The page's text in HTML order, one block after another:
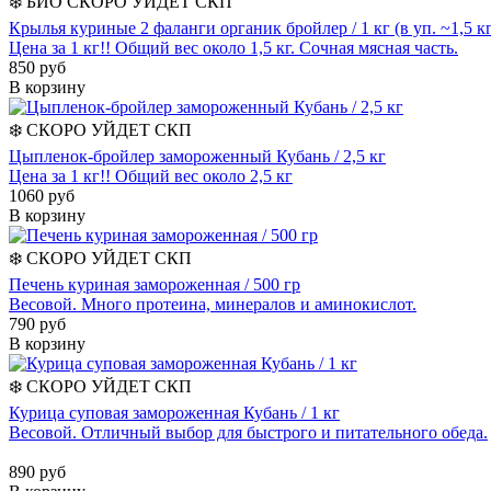
Крылья куриные 2 фаланги органик бройлер / 1 кг (в уп. ~1,5
Цена за 1 кг!! Общий вес около 1,5 кг. Сочная мясная часть.
850 руб
В корзину
❄️ СКОРО УЙДЕТ СКП
Цыпленок-бройлер замороженный Кубань / 2,5 кг
Цена за 1 кг!! Общий вес около 2,5 кг
1060 руб
В корзину
❄️ СКОРО УЙДЕТ СКП
Печень куриная замороженная / 500 гр
Весовой. Много протеина, минералов и аминокислот.
790 руб
В корзину
❄️ СКОРО УЙДЕТ СКП
Курица суповая замороженная Кубань / 1 кг
Весовой. Отличный выбор для быстрого и питательного обеда.
890 руб